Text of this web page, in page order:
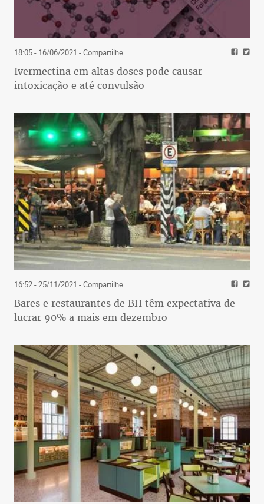
18:05 - 16/06/2021 - Compartilhe
Ivermectina em altas doses pode causar
intoxicação e até convulsão
16:52 - 25/11/2021 - Compartilhe
Bares e restaurantes de BH têm expectativa de
lucrar 90% a mais em dezembro